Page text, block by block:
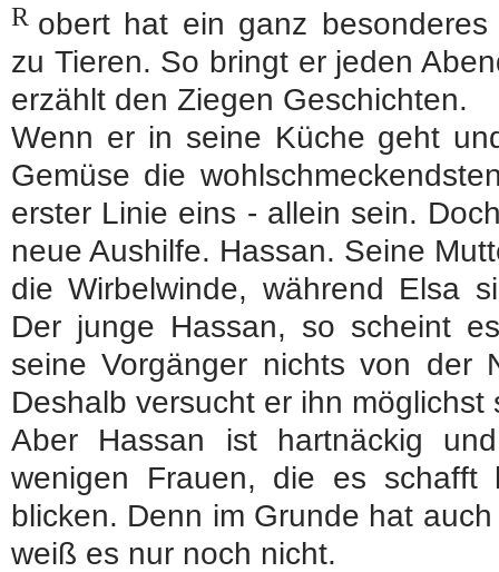
R obert hat ein ganz
zu Tieren. So bringt er jeden
erzählt den Ziegen Geschichten.
Wenn er in seine Küche geht
Gemüse die
erster Linie eins - allein sein.
neue Aushilfe. Hassan. Seine
die Wirbelwinde, während Elsa
Der junge Hassan, so scheint
seine Vorgänger nichts von der
Deshalb versucht er ihn
Aber Hassan ist hartnäckig
wenigen Frauen, die es schafft
blicken. Denn im Grunde hat
weiß es nur noch nicht.